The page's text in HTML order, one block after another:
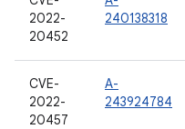
2022-
20452
240138318
CVE-
2022-
20457
A-
243924784